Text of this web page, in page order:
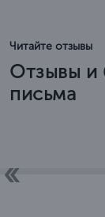
Читайте отзывы
Отзывы и
письма